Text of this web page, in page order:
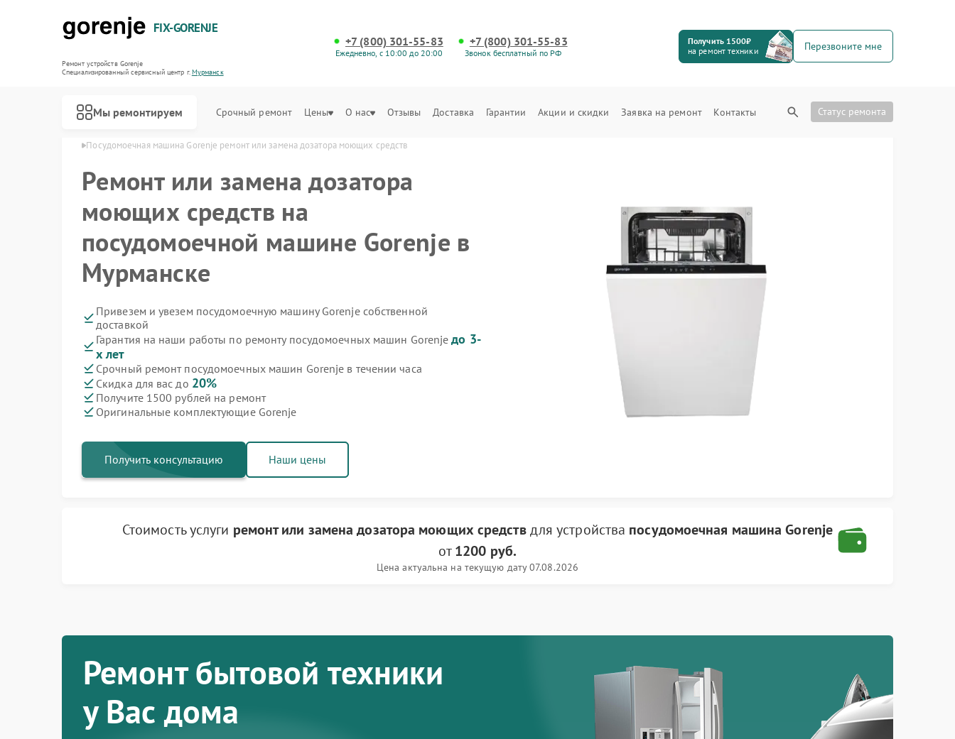
FIX-GORENJE
Ремонт устройств Gorenje
Специализированный cервисный центр г.Мурманск
+7 (800) 301-55-83
Ежедневно, с 10:00 до 20:00
+7 (800) 301-55-83
Звонок бесплатный по РФ
Получить 1500₽
на ремонт техники
Перезвоните мне
Мы ремонтируем Срочный ремонт Цены О нас Отзывы Доставка Гарантии Акции и скидки Заявка на ремонт Контакты Статус ремонта
в Мурманске Посудомоечная машина Gorenje ремонт или замена дозатора моющих средств
Ремонт или замена дозатора
моющих средств на
посудомоечной машине Gorenje в
Мурманске
Привезем и увезем посудомоечную машину Gorenje собственной
доставкой
Гарантия на наши работы по ремонту посудомоечных машин Gorenjeдо 3-
х лет
Срочный ремонт посудомоечных машин Gorenje в течении часа
Скидка для вас до 20%
Получите 1500 рублей на ремонт
Оригинальные комплектующие Gorenje
Получить консультацию Наши цены
Стоимость услуги ремонт или замена дозатора моющих средствдля устройства посудомоечная машина Gorenje
от1200 руб.
Цена актуальна на текущую дату 07.08.2026
Ремонт бытовой техники
у Вас дома